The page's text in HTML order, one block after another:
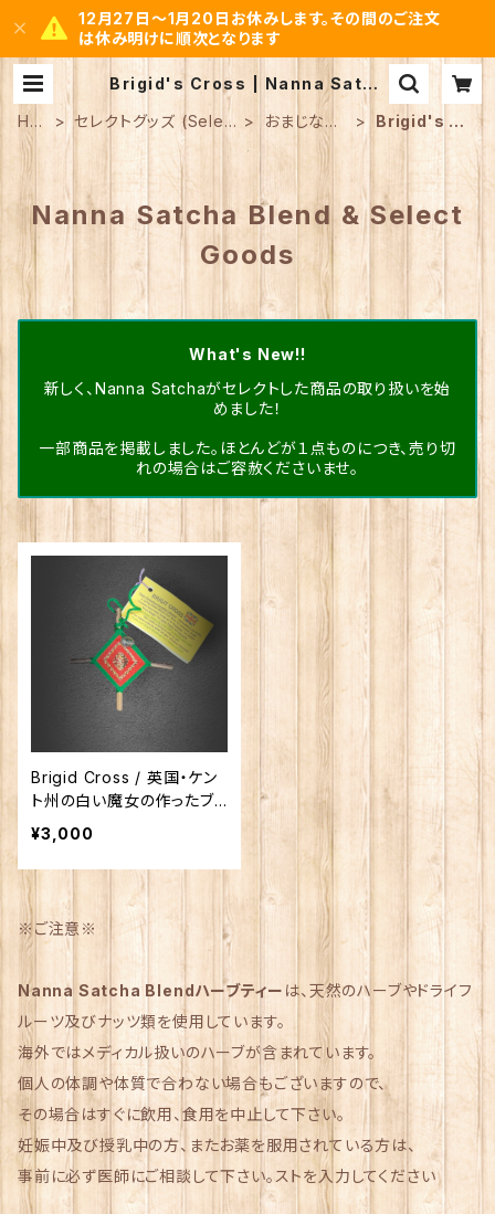
12月27日～1月20日お休みします。その間のご注文
は休み明けに順次となります
Brigid's Cross | Nanna Satch
a Select by Mystic Space Noa
h
HO
ME
セレクトグッズ (Selec
おまじない
Brigid's C
Nanna Satcha Blend & Select
Goods
What's New!!
新しく、Nanna Satchaがセレクトした商品の取り扱いを始
めました！
一部商品を掲載しました。ほとんどが１点ものにつき、売り切
れの場合はご容赦くださいませ。
Brigid Cross / 英国・ケン
ト州の白い魔女の作ったブリ
ギッド・クロス
¥3,000
※ご注意※
Nanna Satcha Blendハーブティー は、天然のハーブやドライフ
ルーツ及びナッツ類を使用しています。
海外ではメディカル扱いのハーブが含まれています。
個人の体調や体質で合わない場合もございますので、
その場合はすぐに飲用、食用を中止して下さい。
妊娠中及び授乳中の方、またお薬を服用されている方は、
事前に必ず医師にご相談して下さい。ストを入力してください